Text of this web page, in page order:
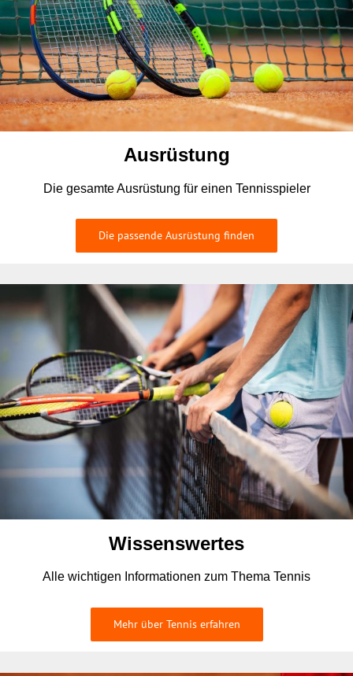
Ausrüstung
Die gesamte Ausrüstung für einen Tennisspieler
Die passende Ausrüstung finden
Wissenswertes
Alle wichtigen Informationen zum Thema Tennis
Mehr über Tennis erfahren